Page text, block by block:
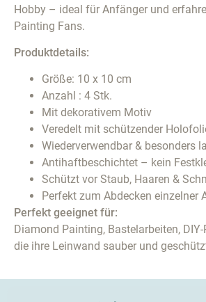
Hobby – ideal für Anfänger und
Painting Fans.
Produktdetails:
Größe: 10 x 10 cm
Anzahl : 4 Stk.
Mit dekorativem Motiv
Veredelt mit schützender
Wiederverwendbar & besonders
Antihaftbeschichtet – kein
Schützt vor Staub, Haaren &
Perfekt zum Abdecken einzelner
Perfekt geeignet für:
Diamond Painting, Bastelarbeiten,
die ihre Leinwand sauber und